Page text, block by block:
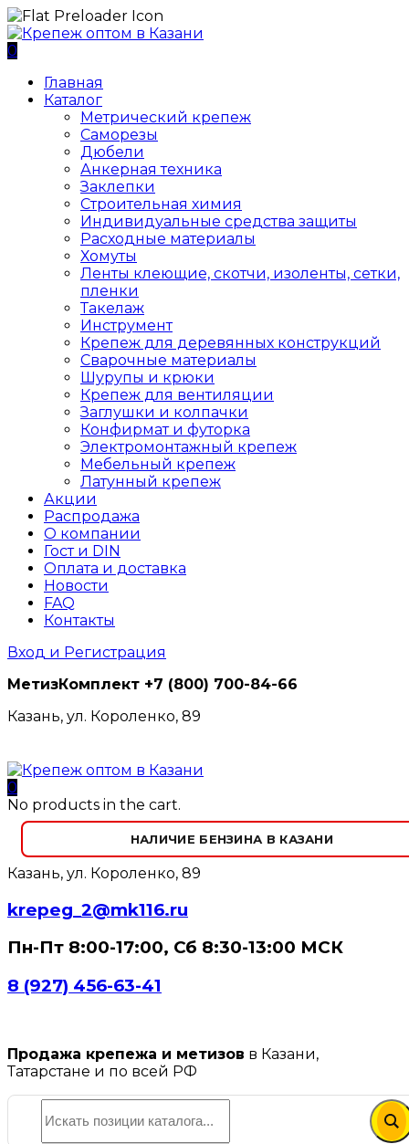
0
Главная
Каталог
Метрический крепеж
Саморезы
Дюбели
Анкерная техника
Заклепки
Строительная химия
Индивидуальные средства защиты
Расходные материалы
Хомуты
Ленты клеющие, скотчи, изоленты, сетки,
пленки
Такелаж
Инструмент
Крепеж для деревянных конструкций
Сварочные материалы
Шурупы и крюки
Крепеж для вентиляции
Заглушки и колпачки
Конфирмат и футорка
Электромонтажный крепеж
Мебельный крепеж
Латунный крепеж
Акции
Распродажа
О компании
Гост и DIN
Оплата и доставка
Новости
FAQ
Контакты
Вход и Регистрация
МетизКомплект +7 (800) 700-84-66
Казань, ул. Короленко, 89
0
No products in the cart.
НАЛИЧИЕ БЕНЗИНА В КАЗАНИ
Казань, ул. Короленко, 89
krepeg_2@mk116.ru
Пн-Пт 8:00-17:00, Сб 8:30-13:00 МСК
8 (927) 456-63-41
Продажа крепежа и метизов в Казани,
Татарстане и по всей РФ